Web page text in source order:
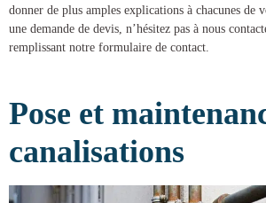
donner de plus amples explications à chacunes de
une demande de devis, n’hésitez pas à nous
remplissant notre formulaire de contact.
Pose et
canalisations